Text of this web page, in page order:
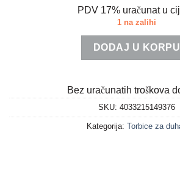
PDV 17% uračunat u
1 na zalihi
DODAJ U KORPU
Bez uračunatih troškova
SKU: 4033215149376
Kategorija: Torbice za